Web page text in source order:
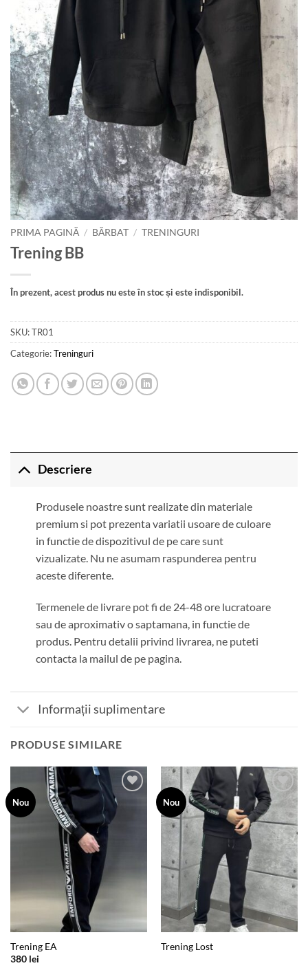
PRIMA PAGINĂ / BĂRBAT / TRENINGURI
Trening BB
În prezent, acest produs nu este în stoc și este indisponibil.
SKU:TR01
Categorie:Treninguri
Descriere
Produsele noastre sunt realizate din materiale
premium si pot prezenta variatii usoare de culoare
in functie de dispozitivul de pe care sunt
vizualizate. Nu ne asumam raspunderea pentru
aceste diferente.
Termenele de livrare pot fi de 24-48 ore lucratoare
sau de aproximativ o saptamana, in functie de
produs. Pentru detalii privind livrarea, ne puteti
contacta la mailul de pe pagina.
Informații suplimentare
PRODUSE SIMILARE
Nou
Add to
wishlist
Trening EA
380 lei
Nou
Add to
wishlist
Trening Lost